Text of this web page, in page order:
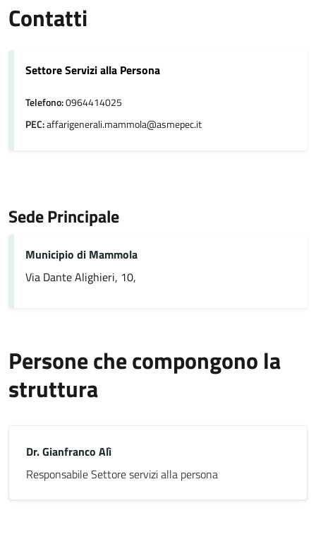
Contatti
Settore Servizi alla Persona
Telefono:0964414025
PEC:affarigenerali.mammola@asmepec.it
Sede Principale
Municipio di Mammola
Via Dante Alighieri, 10,
Persone che compongono la
struttura
Dr. Gianfranco Alì
Responsabile Settore servizi alla persona